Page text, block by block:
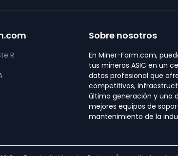
R
Sobre nosotros
En Miner-Farm.com,
tus mineros ASIC en un
datos profesional que
competitivos,
última generación y uno
mejores equipos de
mantenimiento de la